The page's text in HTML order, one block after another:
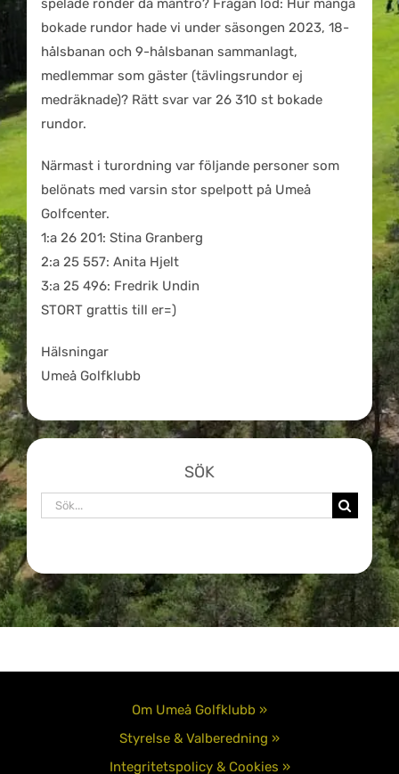
spelade ronder då måntro? Frågan löd: Hur många
bokade rundor hade vi under säsongen 2023, 18-
hålsbanan och 9-hålsbanan sammanlagt,
medlemmar som gäster (tävlingsrundor ej
medräknade)? Rätt svar var 26 310 st bokade
rundor.
Närmast i turordning var följande personer som
belönats med varsin stor spelpott på Umeå
Golfcenter.
1:a 26 201: Stina Granberg
2:a 25 557: Anita Hjelt
3:a 25 496: Fredrik Undin
STORT grattis till er=)
Hälsningar
Umeå Golfklubb
SÖK
Sök
Om Umeå Golfklubb »
Styrelse & Valberedning »
Integritetspolicy & Cookies »